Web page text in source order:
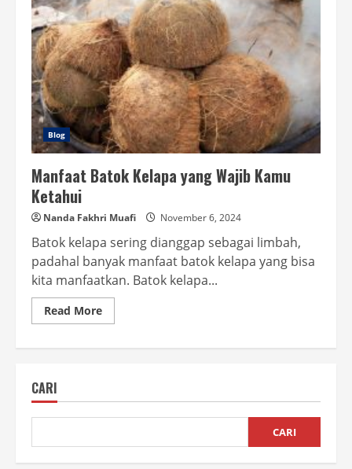
Blog
Manfaat Batok Kelapa yang Wajib Kamu
Ketahui
Nanda Fakhri Muafi November 6, 2024
Batok kelapa sering dianggap sebagai limbah,
padahal banyak manfaat batok kelapa yang bisa
kita manfaatkan. Batok kelapa...
Read MoreRead
more
Kamu
CARI
CARI